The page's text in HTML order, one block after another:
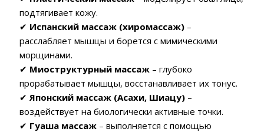
подтягивает кожу.
✔ Испанский массаж (хиромассаж) –
расслабляет мышцы и борется с мимическими
морщинами.
✔ Миоструктурный массаж – глубоко
прорабатывает мышцы, восстанавливает их тонус.
✔ Японский массаж (Асахи, Шиацу) –
воздействует на биологически активные точки.
✔ Гуаша массаж – выполняется с помощью